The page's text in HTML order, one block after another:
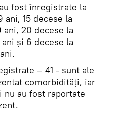
fost înregistrate la
15 decese la
20 decese la
și 6 decese la
– 41 - sunt ale
comorbidități, iar
nu au fost raportate